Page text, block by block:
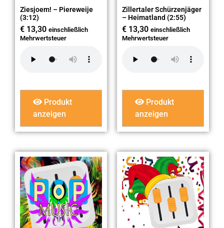
Ziesjoem! – Piereweije
(3:12)
€ 13,30 einschließlich
Mehrwertsteuer
Produkt
anzeigen
Zillertaler Schürzenjäger
– Heimatland (2:55)
€ 13,30 einschließlich
Mehrwertsteuer
Produkt
anzeigen